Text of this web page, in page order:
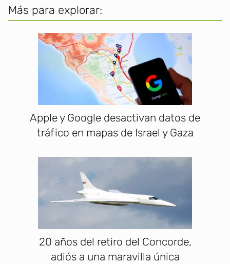
Más para explorar:
Apple y Google desactivan datos de
tráfico en mapas de Israel y Gaza
20 años del retiro del Concorde,
adiós a una maravilla única